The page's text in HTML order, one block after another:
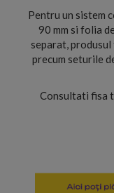
Pentru un sistem
90 mm si folia
separat,
precum seturile
Consultati fisa